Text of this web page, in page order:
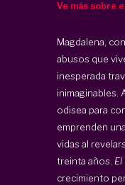
Ve más sobre
Magdalena,
abusos que
inesperada
inimaginables.
odisea para
emprenden
vidas al
treinta años.
crecimiento